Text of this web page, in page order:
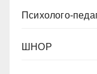
Психолого-
ШНОР